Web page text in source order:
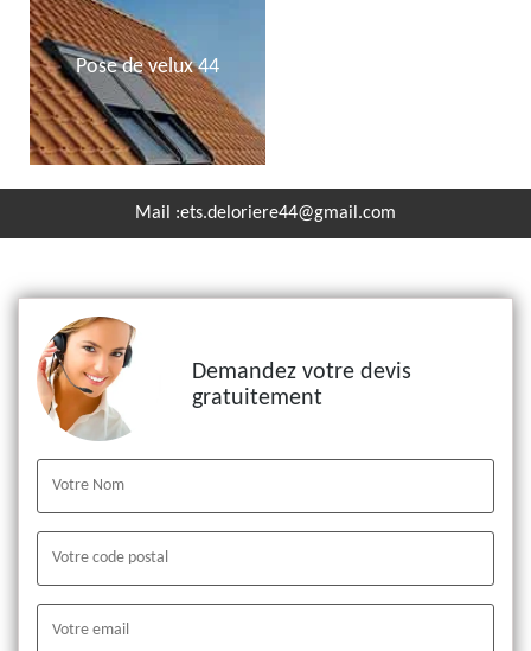
Pose de velux 44
Mail :ets.deloriere44@gmail.com
Demandez votre devis
gratuitement